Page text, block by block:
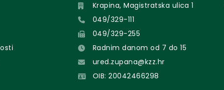
Krapina, Magistratska ulica 1
049/329-111
049/329-255
Radnim danom od 7 do 15
ured.zupana@kzz.hr
OIB: 20042466298